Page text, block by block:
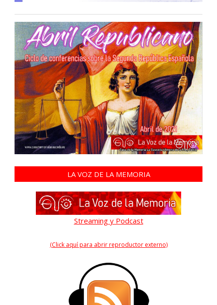
LA VOZ DE LA MEMORIA
Streaming y Podcast
(Click aquí para abrir reproductor externo)